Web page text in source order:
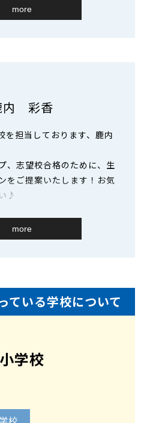
more
内 彩香
を担当しております、鹿内
、志望校合格のために、生
をご提案いたします！お気
♪
more
ている学校について
小学校
校